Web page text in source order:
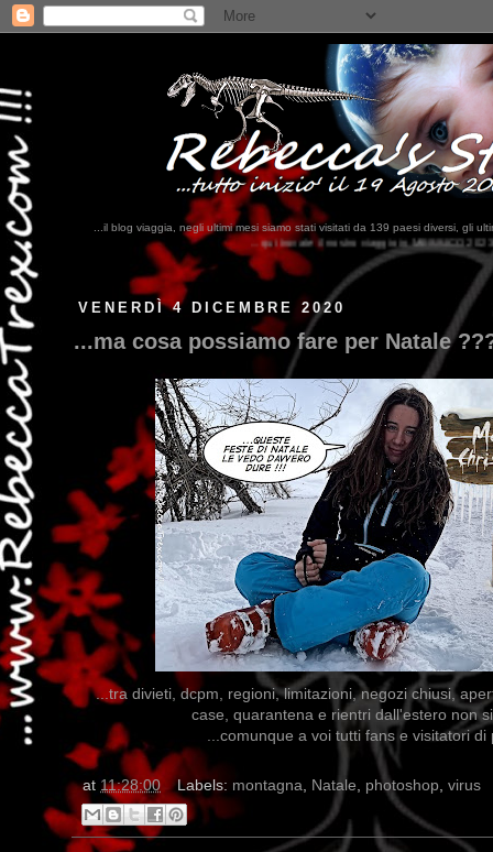
...il blog viaggia, negli ultimi mesi siamo stati visitati da 139 paesi diversi, gli
...qui trovate il nostro viaggio in MESSICO 2023...clikka qui !!!
VENERDÌ 4 DICEMBRE 2020
...ma cosa possiamo fare per Natale
...tra divieti, dcpm, regioni, limitazioni, negozi chiusi,
case, quarantena e rientri dall'estero non
...comunque a voi tutti fans e visitatori
at 11:28:00 Labels: montagna, Natale, photoshop, virus